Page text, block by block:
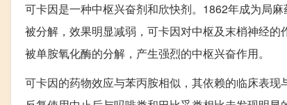
可卡因是一种中枢兴奋剂和欣快剂。1862年成为局
被分解，效果明显减弱，可卡因对中枢及末梢神经
被单胺氧化酶的分解，产生强烈的中枢兴奋作用。
可卡因的药物效应与苯丙胺相似，其依赖的临床表